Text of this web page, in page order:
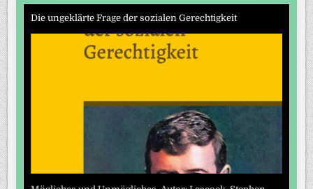
Die ungeklärte Frage der sozialen Gerechtigkeit